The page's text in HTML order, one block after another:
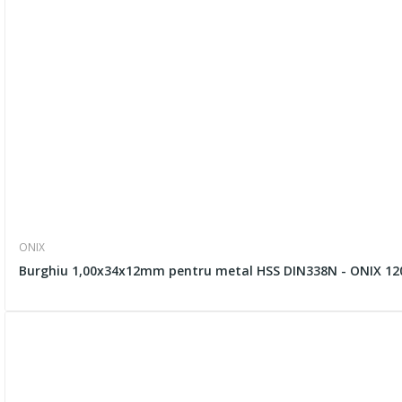
ONIX
Burghiu 1,00x34x12mm pentru metal HSS DIN338N - ONIX